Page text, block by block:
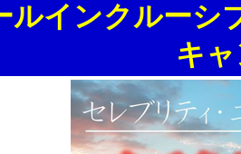
ルインクルー
キ